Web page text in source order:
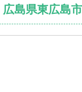
島県東広島